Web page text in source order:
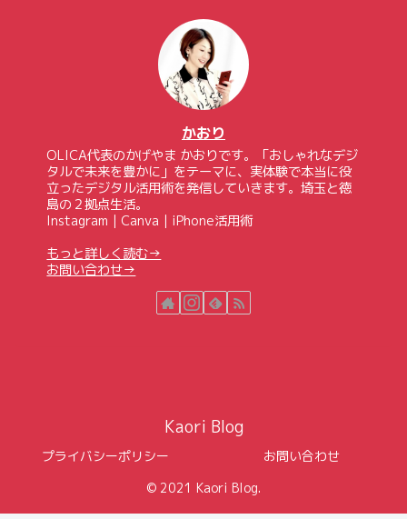
かおり
OLICA代表のかげやま かおりです。「おしゃれなデジ
タルで未来を豊かに」をテーマに、実体験で本当に役
立ったデジタル活用術を発信していきます。埼玉と徳
島の２拠点生活。
Instagram｜Canva｜iPhone活用術
もっと詳しく読む→
お問い合わせ→
Kaori Blog
プライバシーポリシー
お問い合わせ
© 2021 Kaori Blog.